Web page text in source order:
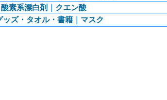
酸素系漂白剤
クエン酸
ッズ・タオル・書籍｜ マスク